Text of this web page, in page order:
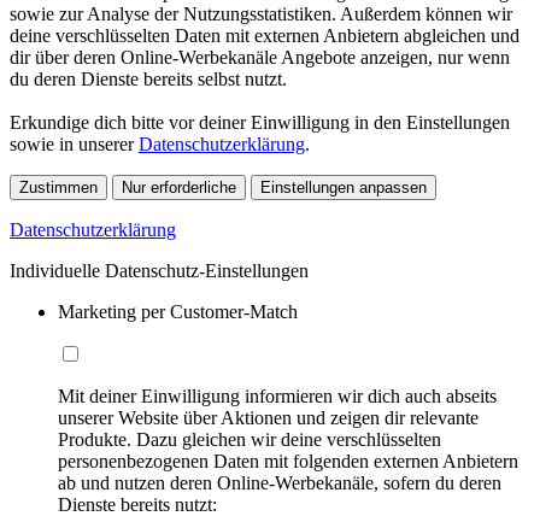
sowie zur Analyse der Nutzungsstatistiken. Außerdem können wir
deine verschlüsselten Daten mit externen Anbietern abgleichen und
dir über deren Online-Werbekanäle Angebote anzeigen, nur wenn
du deren Dienste bereits selbst nutzt.
Erkundige dich bitte vor deiner Einwilligung in den Einstellungen
sowie in unsererDatenschutzerklärung.
Zustimmen Nur erforderliche Einstellungen anpassen
Datenschutzerklärung
Individuelle Datenschutz-Einstellungen
Marketing per Customer-Match
Mit deiner Einwilligung informieren wir dich auch abseits
unserer Website über Aktionen und zeigen dir relevante
Produkte. Dazu gleichen wir deine verschlüsselten
personenbezogenen Daten mit folgenden externen Anbietern
ab und nutzen deren Online-Werbekanäle, sofern du deren
Dienste bereits nutzt: